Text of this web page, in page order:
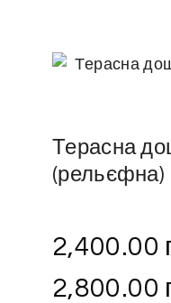
Терасна
(рельєфна)
2,400.00
2,800.00